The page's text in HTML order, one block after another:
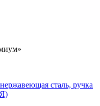
сталь, ручка